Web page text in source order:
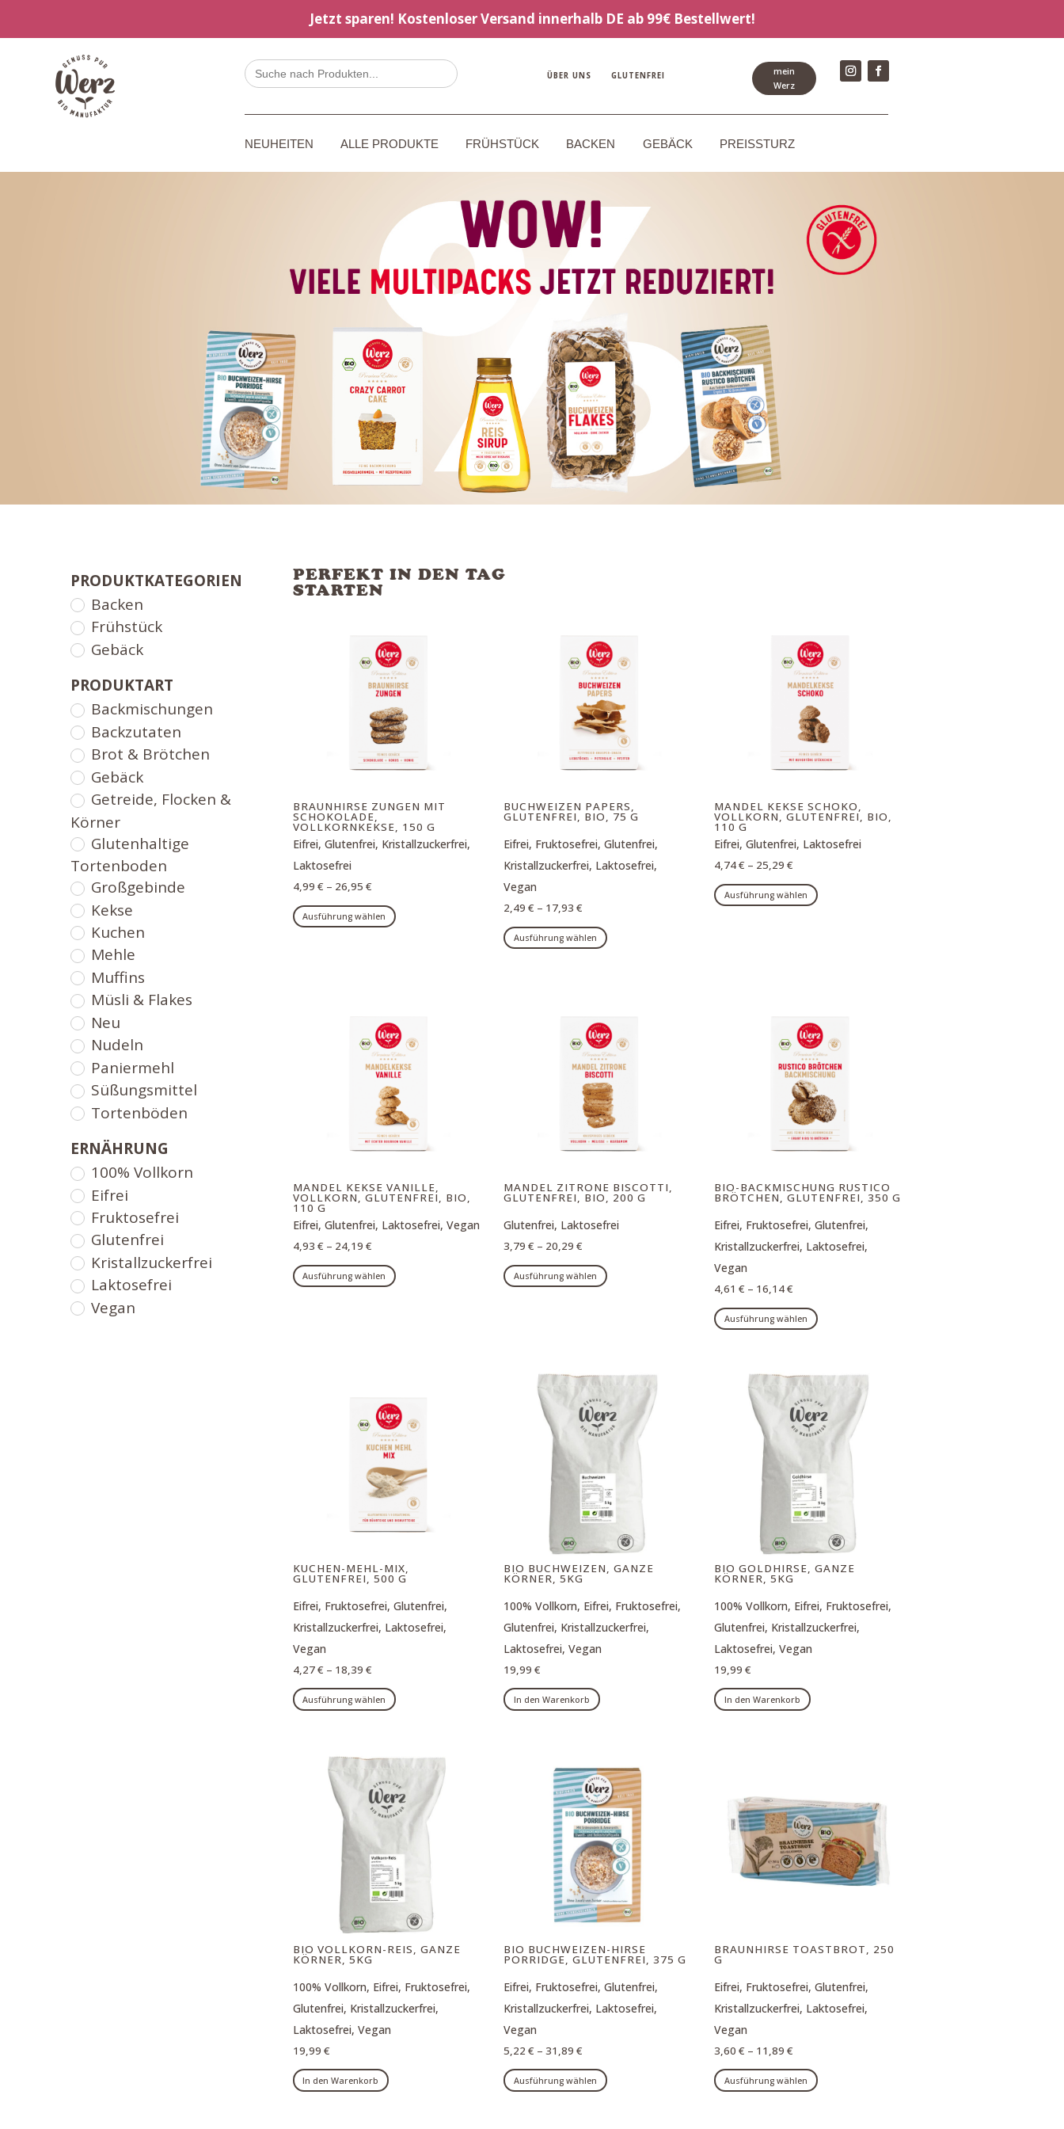
Jetzt sparen! Kostenloser Versand innerhalb DE ab 99€ Bestellwert!
Search
for: ÜBER UNS GLUTENFREI
mein
Werz
NEUHEITEN ALLE PRODUKTE FRÜHSTÜCK BACKEN GEBÄCK PREISSTURZ
PRODUKTKATEGORIEN
Backen
Frühstück
Gebäck
PRODUKTART
Backmischungen
Backzutaten
Brot & Brötchen
Gebäck
Getreide, Flocken &
Körner
Glutenhaltige
Tortenboden
Großgebinde
Kekse
Kuchen
Mehle
Muffins
Müsli & Flakes
Neu
Nudeln
Paniermehl
Süßungsmittel
Tortenböden
ERNÄHRUNG
100% Vollkorn
Eifrei
Fruktosefrei
Glutenfrei
Kristallzuckerfrei
Laktosefrei
Vegan
PERFEKT IN DEN TAG
STARTEN
BRAUNHIRSE ZUNGEN MIT
SCHOKOLADE,
VOLLKORNKEKSE, 150 G
Eifrei, Glutenfrei, Kristallzuckerfrei,
Laktosefrei
4,99 € – 26,95 €
Ausführung wählen
Produkt
Die
Optionen
können
auf
der
Produktseite
gewählt
BUCHWEIZEN PAPERS,
GLUTENFREI, BIO, 75 G
Eifrei, Fruktosefrei, Glutenfrei,
Kristallzuckerfrei, Laktosefrei,
Vegan
2,49 € – 17,93 €
Ausführung wählen
Produkt
auf.
Die
Optionen
können
auf
der
Produktseite
werden
MANDEL KEKSE SCHOKO,
VOLLKORN, GLUTENFREI, BIO,
110 G
Eifrei, Glutenfrei, Laktosefrei
4,74€ – 25,29€
Ausführung wählen
Produkt
Optionen
können
auf
der
Produktseite
gewählt
werden
MANDEL KEKSE VANILLE,
VOLLKORN, GLUTENFREI, BIO,
110 G
Eifrei, Glutenfrei, Laktosefrei, Vegan
4,93 € – 24,19 €
Ausführung wählen
Produkt
Optionen
können
auf
der
Produktseite
gewählt
werden
MANDEL ZITRONE BISCOTTI,
GLUTENFREI, BIO, 200 G
Glutenfrei, Laktosefrei
3,79 € – 20,29 €
Ausführung wählen
Produkt
Optionen
können
der
Produktseite
gewählt
werden
BIO-BACKMISCHUNG RUSTICO
BRÖTCHEN, GLUTENFREI, 350 G
Eifrei, Fruktosefrei, Glutenfrei,
Kristallzuckerfrei, Laktosefrei,
Vegan
4,61€ – 16,14€
Ausführung wählen
Produkt
Varianten
auf.
Die
Optionen
können
auf
der
Produktseite
gewählt
werden
KUCHEN-MEHL-MIX,
GLUTENFREI, 500 G
Eifrei, Fruktosefrei, Glutenfrei,
Kristallzuckerfrei, Laktosefrei,
Vegan
4,27€ – 18,39 €
Ausführung wählen
Produkt
Varianten
auf.
Die
Optionen
können
auf
der
Produktseite
gewählt
werden
BIO BUCHWEIZEN, GANZE
KÖRNER, 5KG
100% Vollkorn, Eifrei, Fruktosefrei,
Glutenfrei, Kristallzuckerfrei,
Laktosefrei, Vegan
19,99 €
In den Warenkorb
BIO GOLDHIRSE, GANZE
KÖRNER, 5KG
100% Vollkorn, Eifrei, Fruktosefrei,
Glutenfrei, Kristallzuckerfrei,
Laktosefrei, Vegan
19,99€
In den Warenkorb
BIO VOLLKORN-REIS, GANZE
KÖRNER, 5KG
100% Vollkorn, Eifrei, Fruktosefrei,
Glutenfrei, Kristallzuckerfrei,
Laktosefrei, Vegan
19,99 €
In den Warenkorb
BIO BUCHWEIZEN-HIRSE
PORRIDGE, GLUTENFREI, 375 G
Eifrei, Fruktosefrei, Glutenfrei,
Kristallzuckerfrei, Laktosefrei,
Vegan
5,22 € – 31,89 €
Ausführung wählen
Produkt
BRAUNHIRSE TOASTBROT, 250
G
Eifrei, Fruktosefrei, Glutenfrei,
Kristallzuckerfrei, Laktosefrei,
Vegan
3,60€ – 11,89€
Ausführung wählen
Produkt